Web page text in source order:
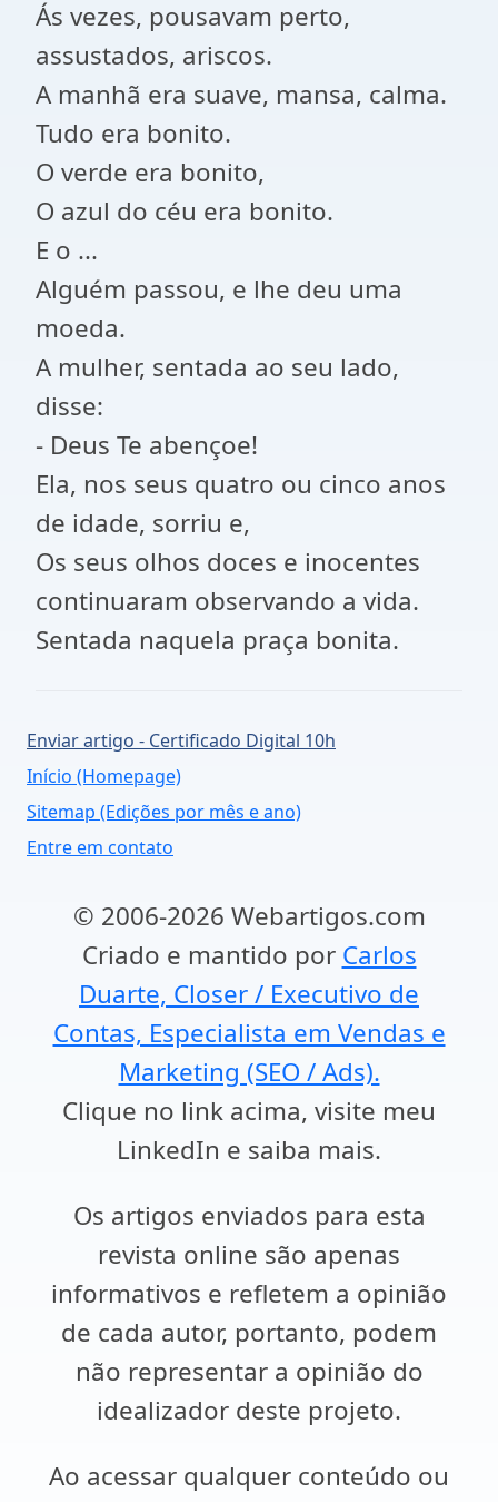
Ás vezes, pousavam perto,
assustados, ariscos.
A manhã era suave, mansa, calma.
Tudo era bonito.
O verde era bonito,
O azul do céu era bonito.
E o ...
Alguém passou, e lhe deu uma
moeda.
A mulher, sentada ao seu lado,
disse:
- Deus Te abençoe!
Ela, nos seus quatro ou cinco anos
de idade, sorriu e,
Os seus olhos doces e inocentes
continuaram observando a vida.
Sentada naquela praça bonita.
Enviar artigo - Certificado Digital 10h
Início (Homepage)
Sitemap (Edições por mês e ano)
Entre em contato
© 2006-2026 Webartigos.com
Criado e mantido por Carlos
Duarte, Closer / Executivo de
Contas, Especialista em Vendas e
Marketing (SEO / Ads).
Clique no link acima, visite meu
LinkedIn e saiba mais.
Os artigos enviados para esta
revista online são apenas
informativos e refletem a opinião
de cada autor, portanto, podem
não representar a opinião do
idealizador deste projeto.
Ao acessar qualquer conteúdo ou